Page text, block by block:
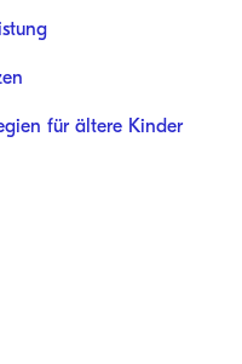
für ältere Kinder